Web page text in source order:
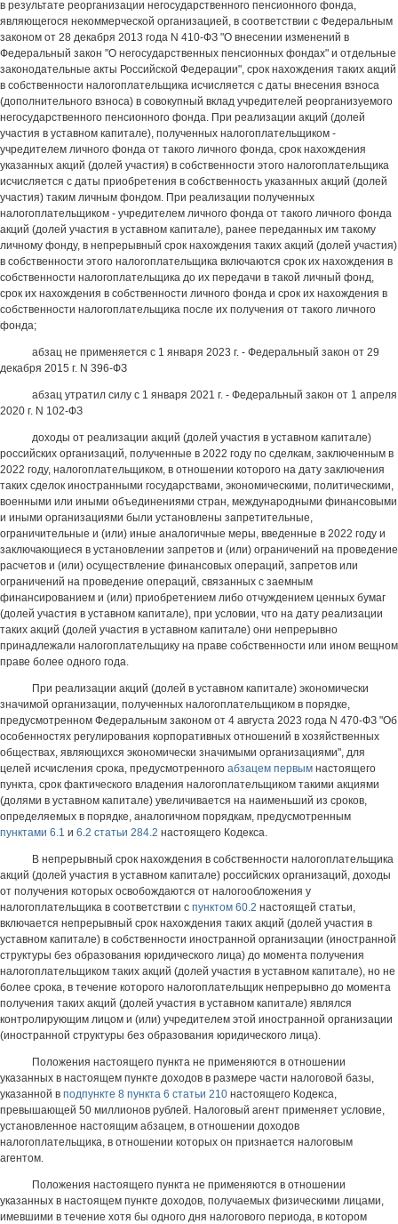
в результате реорганизации негосударственного пенсионного фонда,
являющегося некоммерческой организацией, в соответствии с Федеральным
законом от 28 декабря 2013 года N 410-ФЗ "О внесении изменений в
Федеральный закон "О негосударственных пенсионных фондах" и отдельные
законодательные акты Российской Федерации", срок нахождения таких акций
в собственности налогоплательщика исчисляется с даты внесения взноса
(дополнительного взноса) в совокупный вклад учредителей реорганизуемого
негосударственного пенсионного фонда. При реализации акций (долей
участия в уставном капитале), полученных налогоплательщиком -
учредителем личного фонда от такого личного фонда, срок нахождения
указанных акций (долей участия) в собственности этого налогоплательщика
исчисляется с даты приобретения в собственность указанных акций (долей
участия) таким личным фондом. При реализации полученных
налогоплательщиком - учредителем личного фонда от такого личного фонда
акций (долей участия в уставном капитале), ранее переданных им такому
личному фонду, в непрерывный срок нахождения таких акций (долей участия)
в собственности этого налогоплательщика включаются срок их нахождения в
собственности налогоплательщика до их передачи в такой личный фонд,
срок их нахождения в собственности личного фонда и срок их нахождения в
собственности налогоплательщика после их получения от такого личного
фонда;
абзац не применяется с 1 января 2023 г. - Федеральный закон от 29
декабря 2015 г. N 396-ФЗ
абзац утратил силу с 1 января 2021 г. - Федеральный закон от 1 апреля
2020 г. N 102-ФЗ
доходы от реализации акций (долей участия в уставном капитале)
российских организаций, полученные в 2022 году по сделкам, заключенным в
2022 году, налогоплательщиком, в отношении которого на дату заключения
таких сделок иностранными государствами, экономическими, политическими,
военными или иными объединениями стран, международными финансовыми
и иными организациями были установлены запретительные,
ограничительные и (или) иные аналогичные меры, введенные в 2022 году и
заключающиеся в установлении запретов и (или) ограничений на проведение
расчетов и (или) осуществление финансовых операций, запретов или
ограничений на проведение операций, связанных с заемным
финансированием и (или) приобретением либо отчуждением ценных бумаг
(долей участия в уставном капитале), при условии, что на дату реализации
таких акций (долей участия в уставном капитале) они непрерывно
принадлежали налогоплательщику на праве собственности или ином вещном
праве более одного года.
При реализации акций (долей в уставном капитале) экономически
значимой организации, полученных налогоплательщиком в порядке,
предусмотренном Федеральным законом от 4 августа 2023 года N 470-ФЗ "Об
особенностях регулирования корпоративных отношений в хозяйственных
обществах, являющихся экономически значимыми организациями", для
целей исчисления срока, предусмотренного абзацем первым настоящего
пункта, срок фактического владения налогоплательщиком такими акциями
(долями в уставном капитале) увеличивается на наименьший из сроков,
определяемых в порядке, аналогичном порядкам, предусмотренным
пунктами 6.1 и 6.2 статьи 284.2 настоящего Кодекса.
В непрерывный срок нахождения в собственности налогоплательщика
акций (долей участия в уставном капитале) российских организаций, доходы
от получения которых освобождаются от налогообложения у
налогоплательщика в соответствии с пунктом 60.2 настоящей статьи,
включается непрерывный срок нахождения таких акций (долей участия в
уставном капитале) в собственности иностранной организации (иностранной
структуры без образования юридического лица) до момента получения
налогоплательщиком таких акций (долей участия в уставном капитале), но не
более срока, в течение которого налогоплательщик непрерывно до момента
получения таких акций (долей участия в уставном капитале) являлся
контролирующим лицом и (или) учредителем этой иностранной организации
(иностранной структуры без образования юридического лица).
Положения настоящего пункта не применяются в отношении
указанных в настоящем пункте доходов в размере части налоговой базы,
указанной в подпункте 8 пункта 6 статьи 210 настоящего Кодекса,
превышающей 50 миллионов рублей. Налоговый агент применяет условие,
установленное настоящим абзацем, в отношении доходов
налогоплательщика, в отношении которых он признается налоговым
агентом.
Положения настоящего пункта не применяются в отношении
указанных в настоящем пункте доходов, получаемых физическими лицами,
имевшими в течение хотя бы одного дня налогового периода, в котором